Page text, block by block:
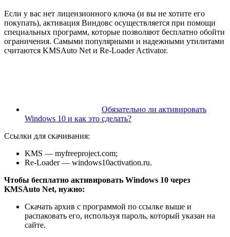
Если у вас нет лицензионного ключа (и вы не хотите его
покупать), активация Виндовс осуществляется при помощи
специальных программ, которые позволяют бесплатно обойти
ограничения. Самыми популярными и надежными утилитами
считаются KMSAuto Net и Re-Loader Activator.
Обязательно ли активировать
Windows 10 и как это сделать?
Ссылки для скачивания:
KMS — myfreeproject.com;
Re-Loader — windows10activation.ru.
Чтобы бесплатно активировать Windows 10 через
KMSAuto Net, нужно:
Скачать архив с программой по ссылке выше и
распаковать его, используя пароль, который указан на
сайте.